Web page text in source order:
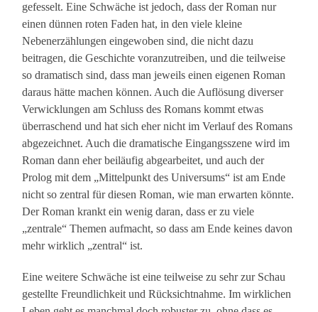
gefesselt. Eine Schwäche ist jedoch, dass der Roman nur
einen dünnen roten Faden hat, in den viele kleine
Nebenerzählungen eingewoben sind, die nicht dazu
beitragen, die Geschichte voranzutreiben, und die teilweise
so dramatisch sind, dass man jeweils einen eigenen Roman
daraus hätte machen können. Auch die Auflösung diverser
Verwicklungen am Schluss des Romans kommt etwas
überraschend und hat sich eher nicht im Verlauf des Romans
abgezeichnet. Auch die dramatische Eingangsszene wird im
Roman dann eher beiläufig abgearbeitet, und auch der
Prolog mit dem „Mittelpunkt des Universums“ ist am Ende
nicht so zentral für diesen Roman, wie man erwarten könnte.
Der Roman krankt ein wenig daran, dass er zu viele
„zentrale“ Themen aufmacht, so dass am Ende keines davon
mehr wirklich „zentral“ ist.
Eine weitere Schwäche ist eine teilweise zu sehr zur Schau
gestellte Freundlichkeit und Rücksichtnahme. Im wirklichen